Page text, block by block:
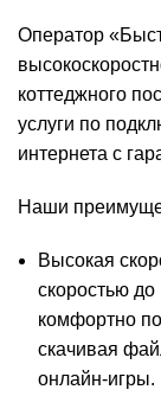
Оператор
коттеджного
услуги по
интернета с
Наши
Высокая
скоростью
комфортно
скачивая
онлайн-игры.